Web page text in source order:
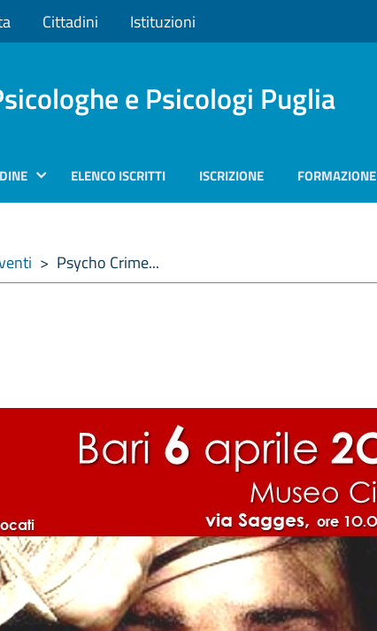
Cittadini Istituzioni
e Psicologi Puglia
ELENCO ISCRITTI ISCRIZIONE FORMAZIONE
> Psycho Crime...